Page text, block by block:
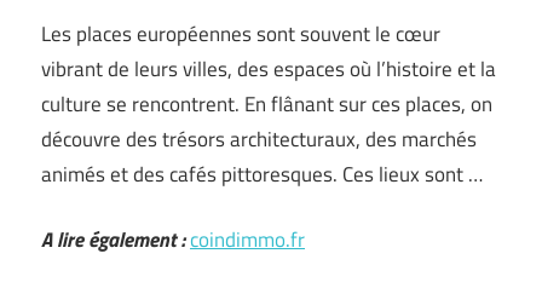
Les places européennes sont souvent le cœur
vibrant de leurs villes, des espaces où l’histoire et la
culture se rencontrent. En flânant sur ces places, on
découvre des trésors architecturaux, des marchés
animés et des cafés pittoresques. Ces lieux sont …
A lire également :coindimmo.fr